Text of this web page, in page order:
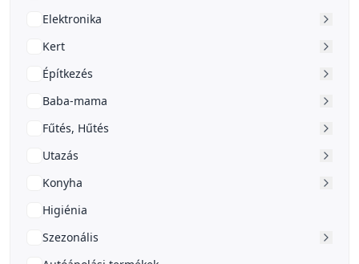
Elektronika
Kert
Építkezés
Baba-mama
Fűtés, Hűtés
Utazás
Konyha
Higiénia
Szezonális